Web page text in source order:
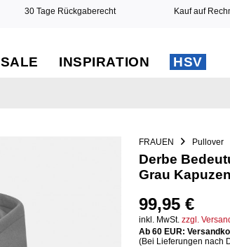
30 Tage Rückgaberecht Kauf auf
SALE INSPIRATION HSV
FRAUEN Pullover
Derbe
Grau
99,95 €
inkl. MwSt.zzgl.
Ab 60 EUR:
(Bei Lieferungen nach